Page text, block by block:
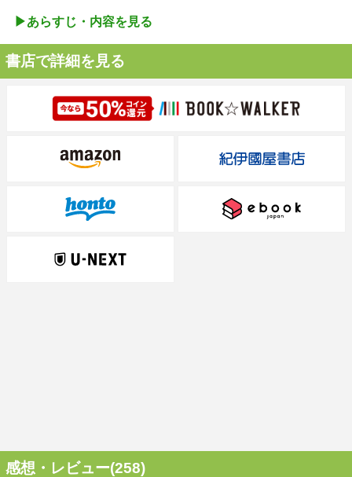
▶︎あらすじ・内容を見る
書店で詳細を見る
感想・レビュー(258)